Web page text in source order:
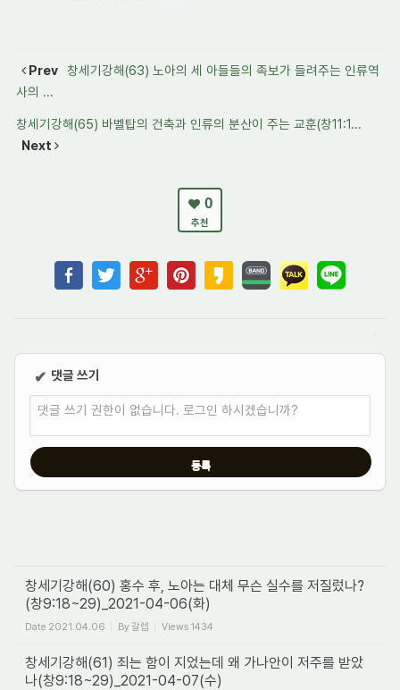
Prev
창세기강해(63) 노아의 세 아들들의 족보가 들려주는 인류역
사의 ...
창세기강해(65) 바벨탑의 건축과 인류의 분산이 주는 교훈(창11:1...
Next
0
추천
✔ 댓글 쓰기
댓글 쓰기 권한이 없습니다. 로그인 하시겠습니까?
창세기강해(60) 홍수 후, 노아는 대체 무슨 실수를 저질렀나?
(창9:18~29)_2021-04-06(화)
Date 2021.04.06 By갈렙 Views 1434
창세기강해(61) 죄는 함이 지었는데 왜 가나안이 저주를 받았
나(창9:18~29)_2021-04-07(수)